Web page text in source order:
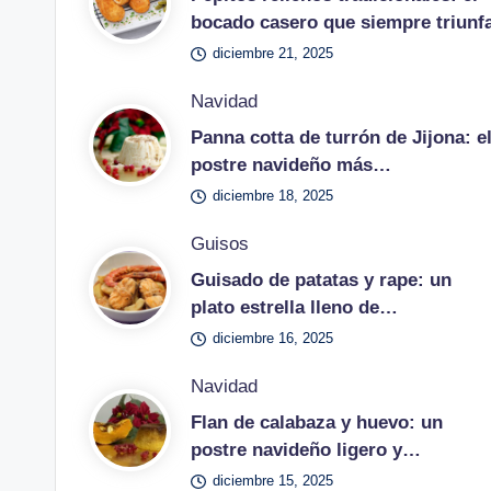
bocado casero que siempre
diciembre 21, 2025
Publicado
en
Navidad
Panna cotta de turrón de Jijona: el
postre navideño más…
diciembre 18, 2025
Publicado
en
Guisos
Guisado de patatas y rape: un
plato estrella lleno de…
diciembre 16, 2025
Publicado
en
Navidad
Flan de calabaza y huevo: un
postre navideño ligero y…
diciembre 15, 2025